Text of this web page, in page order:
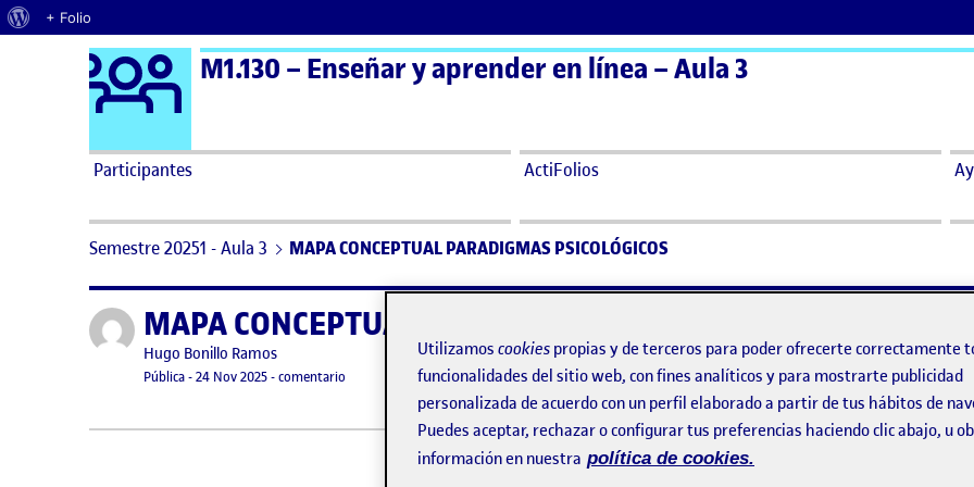
Acerca de WordPress
+ Folio
Saltar al contenido Logo Ágora
M1.130 – Enseñar y aprender en línea – Aula 3
Participantes ActiFolios
Semestre 20251 - Aula 3 MAPA CONCEPTUAL PARADIGMAS PSICOLÓGICOS
Publicado porMAPA CONCEPTUAL PARADIGMAS PSICOLÓGICOS
Publicado por
Hugo Bonillo Ramos
Visibilidad:
Pública-Fecha de publicación
24 Nov 202524 noviembre, 2025 6:35 pm
-comentario en MAPA CONCEPTUAL PARADIGMAS PSICOLÓGICOS
Utilizamos cookies propias y de terceros para poder ofrecerte correctamente
funcionalidades del sitio web, con fines analíticos y para mostrarte publicidad
personalizada de acuerdo con un perfil elaborado a partir de tus hábitos de
Puedes aceptar, rechazar o configurar tus preferencias haciendo clic abajo, u
información en nuestra política de cookies.